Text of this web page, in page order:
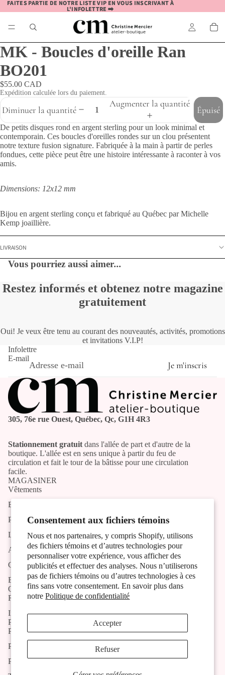
Consentement aux fichiers témoins
Nous et nos partenaires, y compris Shopify, utilisons
des fichiers témoins et d’autres technologies pour
personnaliser votre expérience, vous afficher des
publicités et effectuer des analyses. Nous n’utiliserons
pas de fichiers témoins ou d’autres technologies à ces
fins sans votre consentement. En savoir plus dans
notrePolitique de confidentialité
Accepter
Refuser
FAITES PARTIE DE NOTRE LISTE VIP EN VOUS INSCRIVANT À
L'INFOLETTRE ➡️
FAITES PARTIE DE NOTRE LISTE VIP EN VOUS INSCRIVANT À
L'INFOLETTRE ➡️
MK - Boucles d'oreille Ran
BO201
$55.00 CAD
Expédition calculée lors du paiement.
Diminuer la quantité
Augmenter la quantité
Épuisé
De petits disques rond en argent sterling pour un look minimal et
contemporain. Ces boucles d'oreilles rondes sur un clou présentent
notre texture fusion signature. Fabriquée à la main à partir de perles
fondues, cette pièce peut être une histoire intéressante à raconter à vos
amis.
Dimensions: 12x12 mm
Bijou en argent sterling conçu et fabriqué au Québec par Michelle
Kemp joaillière.
LIVRAISON
Vous pourriez aussi aimer...
Restez informés et obtenez notre magazine
gratuitement
Oui! Je veux être tenu au courant des nouveautés, activités, promotions
et invitations V.I.P!
Infolettre
E-mail
Je m'inscris
305, 76e rue Ouest, Québec, Qc, G1H 4R3
Stationnement gratuit dans l'allée de part et d'autre de la
boutique. L'allée est en sens unique à partir du feu de
circulation et fait le tour de la bâtisse pour une circulation
facile.
MAGASINER
Vêtements
Bijoux
Produits artisans
Liste des artistes et artisans
Activités
Contact
Blog
OUTILS
Recherche
Inscription à l'infolettre
POLITIQUES
Politique de livraison
Politique de retour et remboursement
Politique de confidentialité